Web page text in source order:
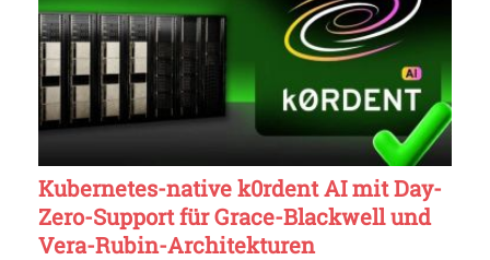
Kubernetes-native k0rdent AI mit Day-
Zero-Support für Grace-Blackwell und
Vera-Rubin-Architekturen